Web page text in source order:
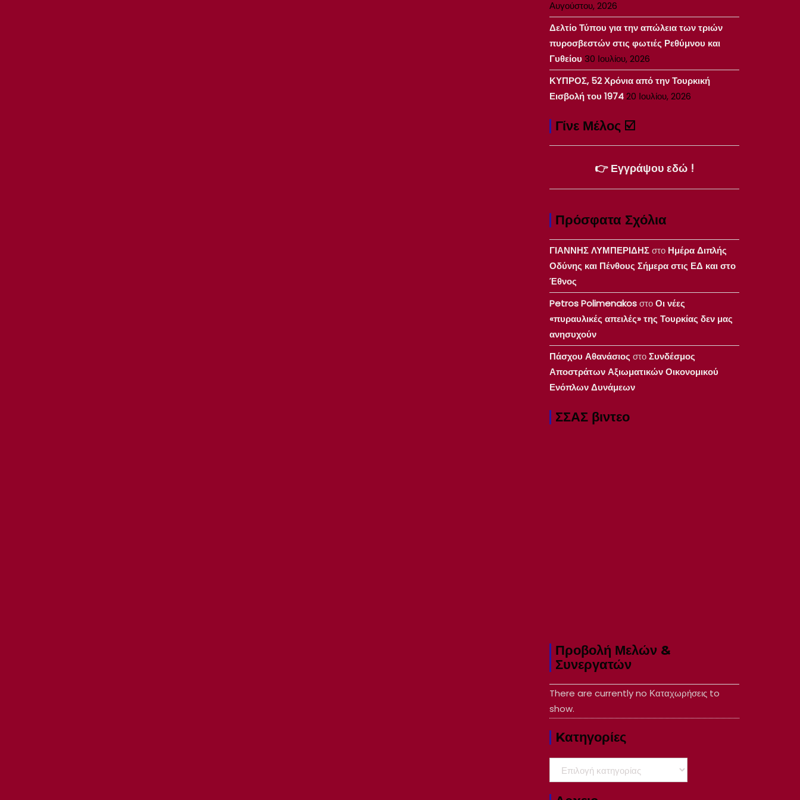
Αυγούστου, 2026
Δελτίο Τύπου για την απώλεια των τριών
πυροσβεστών στις φωτιές Ρεθύμνου και
Γυθείου 30 Ιουλίου, 2026
ΚΥΠΡΟΣ, 52 Χρόνια από την Τουρκική
Εισβολή του 197420 Ιουλίου, 2026
Γίνε Μέλος ☑️
👉 Εγγράψου εδώ !
Πρόσφατα Σχόλια
ΓΙΑΝΝΗΣ ΛΥΜΠΕΡΙΔΗΣστο Ημέρα Διπλής
Οδύνης και Πένθους Σήμερα στις ΕΔ και στο
Έθνος
Petros PolimenakosστοΟι νέες
«πυραυλικές απειλές» της Τουρκίας δεν μας
ανησυχούν
Πάσχου Αθανάσιος στοΣυνδέσμος
Αποστράτων Αξιωματικών Οικονομικού
Ενόπλων Δυνάμεων
ΣΣΑΣ βιντεο
Προβολή Μελών &
Συνεργατών
There are currently no Καταχωρήσεις to
show.
Kατηγορίες
Kατηγορίες